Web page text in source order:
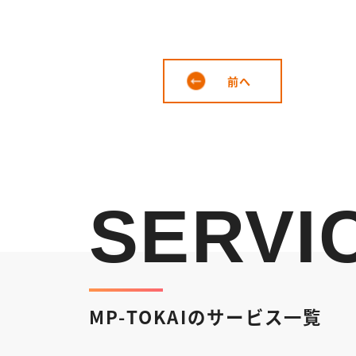
前へ
MP-TOKAIのサービス一覧